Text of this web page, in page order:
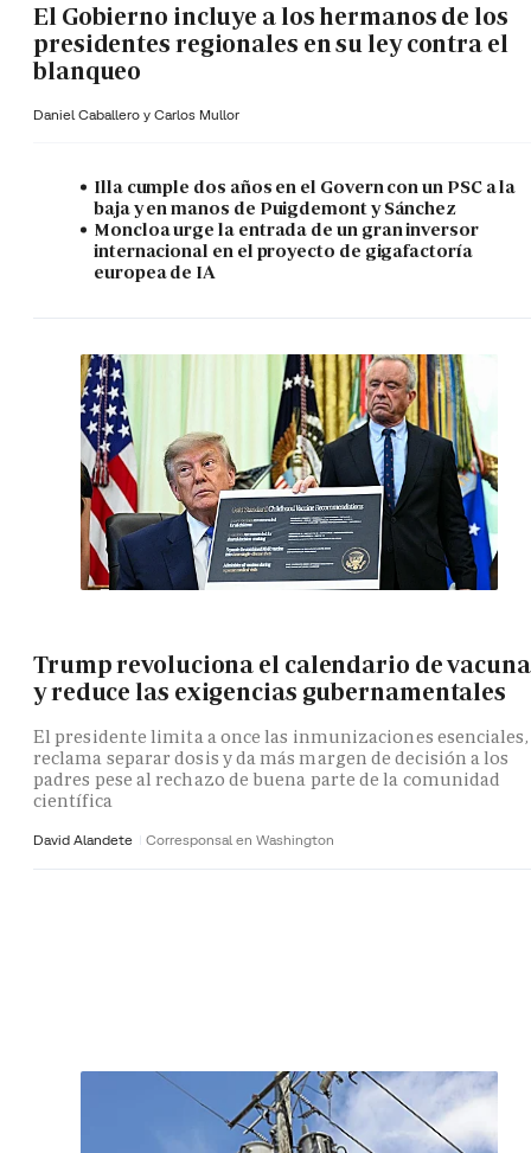
El Gobierno incluye a los hermanos de los
presidentes regionales en su ley contra el
blanqueo
Daniel Caballero y Carlos Mullor
Illa cumple dos años en el Govern con un PSC a la
baja y en manos de Puigdemont y Sánchez
Moncloa urge la entrada de un gran inversor
internacional en el proyecto de gigafactoría
europea de IA
Trump revoluciona el calendario de
y reduce las exigencias gubernamentales
El presidente limita a once las inmunizaciones esenciales,
reclama separar dosis y da más margen de decisión a los
padres pese al rechazo de buena parte de la comunidad
científica
David Alandete Corresponsal en Washington